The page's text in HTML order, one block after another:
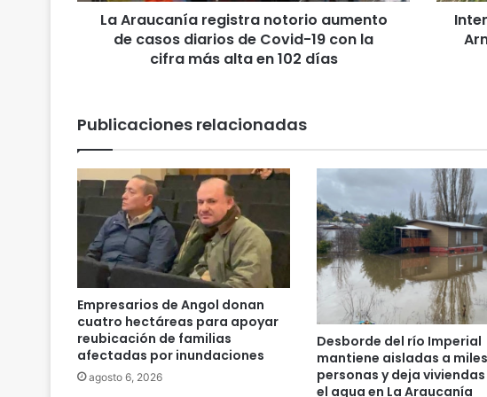
s
t
r
a
o
i
o
a
u
m
La Araucanía registra notorio aumento
de casos diarios de Covid-19 con la
cifra más alta en 102 días
c
i
ó
n
d
e
C
a
r
a
i
n
e
Publicaciones relacionadas
Empresarios de Angol donan
cuatro hectáreas para apoyar
reubicación de familias
afectadas por inundaciones
agosto 6, 2026
Desborde del río Imperial
mantiene aisladas a
personas y deja
el agua en La Araucanía